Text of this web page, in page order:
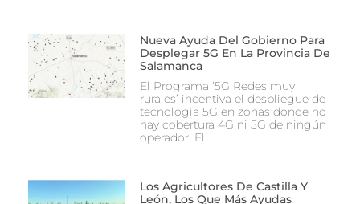
Nueva Ayuda Del Gobierno Para
Desplegar 5G En La Provincia De
Salamanca
El Programa ‘5G Redes muy
rurales’ incentiva el despliegue de
tecnología 5G en zonas donde no
hay cobertura 4G ni 5G de ningún
operador. El
Los Agricultores De Castilla Y
León, Los Que Más Ayudas